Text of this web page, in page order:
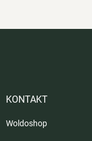
KONTAKT
Woldoshop